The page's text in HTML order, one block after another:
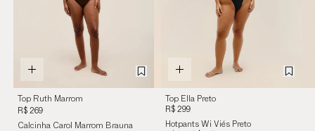
Top Ruth Marrom
Brauna
R$ 269
Calcinha Carol Marrom Brauna
Top Ella Preto
R$ 299
Hotpants Wi Viés Preto